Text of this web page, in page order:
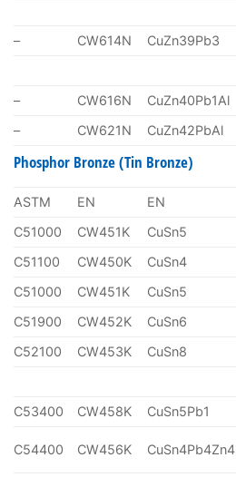
– CW614N CuZn39Pb3
– CW616N CuZn40Pb1Al
–
CW621N CuZn42PbAl
Phosphor Bronze (Tin Bronze)
ASTM EN EN
C51000
CW451K CuSn5
C51100
CW450K CuSn4
C51000
CW451K CuSn5
C51900
CW452K CuSn6
C52100
CW453K CuSn8
C53400 CW458K CuSn5Pb1
C54400 CW456K CuSn4Pb4Zn4